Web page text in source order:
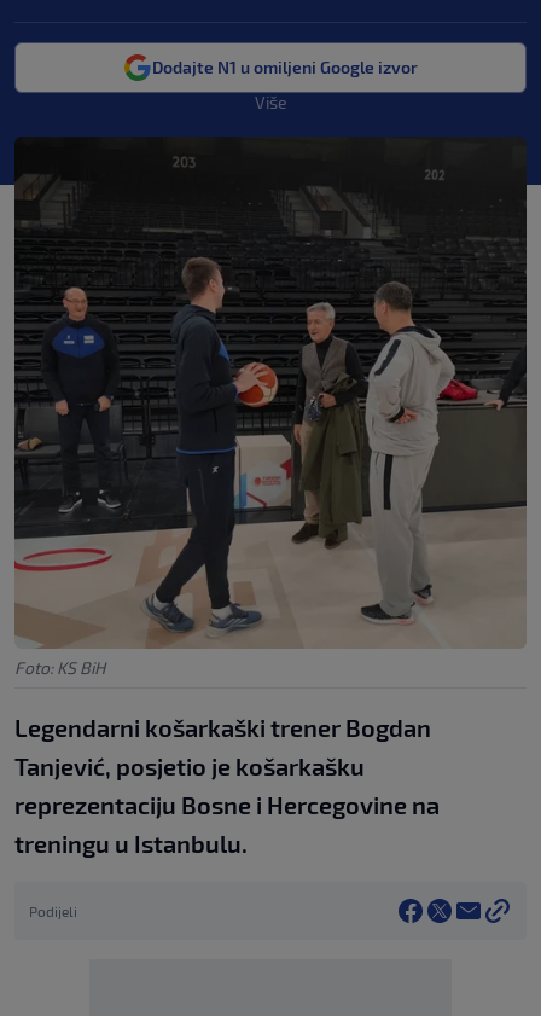
Dodajte N1 u omiljeni Google izvor
Više
Foto: KS BiH
Legendarni košarkaški trener Bogdan
Tanjević, posjetio je košarkašku
reprezentaciju Bosne i Hercegovine na
treningu u Istanbulu.
Podijeli